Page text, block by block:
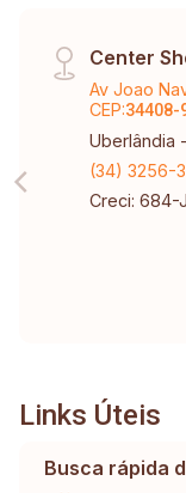
Center
Av Joao
CEP:34408-
Uberlândia
(34) 3256-
Creci: 684-J
Links Úteis
Busca rápida